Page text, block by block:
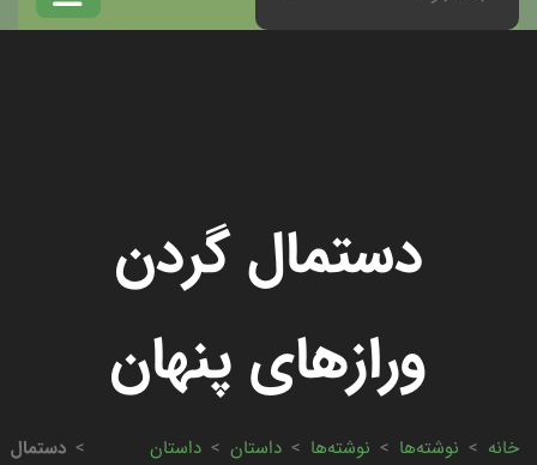
دستمال گردن
وراز‌های پنهان
خانه > نوشته‌ها > نوشته‌ها > داستان > داستان
> دستمال